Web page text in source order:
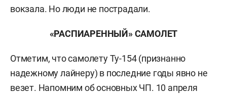
вокзала. Но люди не пострадали.
«РАСПИАРЕННЫЙ» САМОЛЕТ
Отметим, что самолету Ту-154 (признанно
надежному лайнеру) в последние годы явно не
везет. Напомним об основных ЧП. 10 апреля